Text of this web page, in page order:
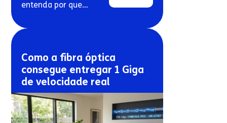
entenda por que
costumam travar mais.
Como a fibra óptica
consegue entregar 1 Giga
de velocidade real